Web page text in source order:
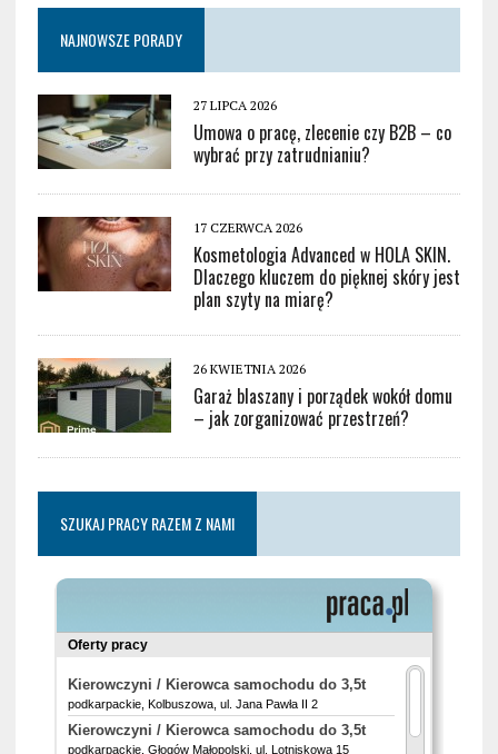
NAJNOWSZE PORADY
27 LIPCA 2026
Umowa o pracę, zlecenie czy B2B – co
wybrać przy zatrudnianiu?
17 CZERWCA 2026
Kosmetologia Advanced w HOLA SKIN.
Dlaczego kluczem do pięknej skóry jest
plan szyty na miarę?
26 KWIETNIA 2026
Garaż blaszany i porządek wokół domu
– jak zorganizować przestrzeń?
SZUKAJ PRACY RAZEM Z NAMI